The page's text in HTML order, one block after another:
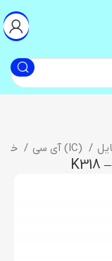
آی سی (IC)